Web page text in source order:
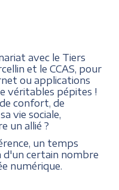
avec le Tiers
et le CCAS, pour
ou applications
véritables pépites !
confort, de
vie sociale,
un allié ?
un temps
d'un certain nombre
numérique.